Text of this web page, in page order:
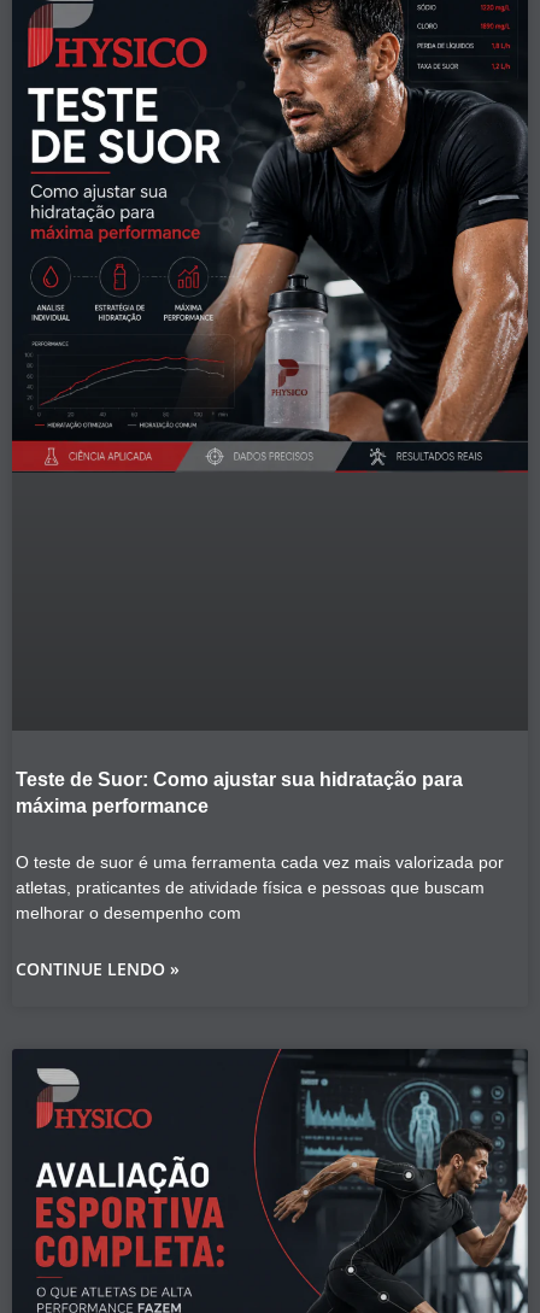
Teste de Suor: Como ajustar sua hidratação para
máxima performance
O teste de suor é uma ferramenta cada vez mais valorizada por
atletas, praticantes de atividade física e pessoas que buscam
melhorar o desempenho com
CONTINUE LENDO »